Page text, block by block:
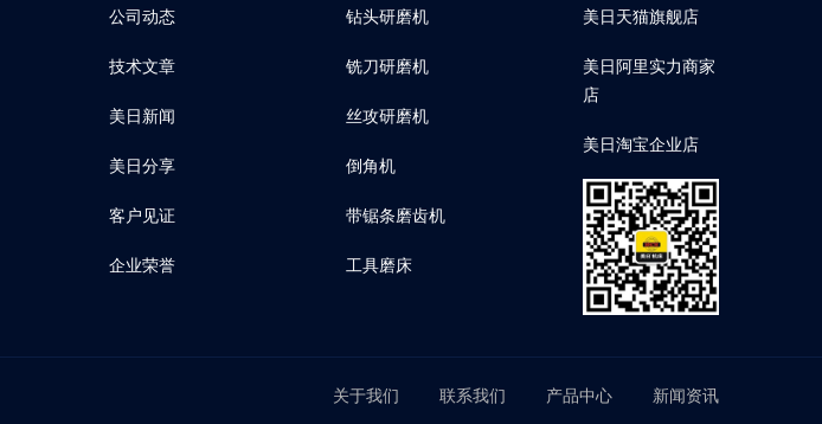
公司动态
技术文章
美日新闻
美日分享
客户见证
企业荣誉
钻头研磨机
铣刀研磨机
丝攻研磨机
倒角机
带锯条磨齿机
工具磨床
美日天猫旗舰店
美日阿里实力商家
店
美日淘宝企业店
关于我们 联系我们 产品中心 新闻资讯